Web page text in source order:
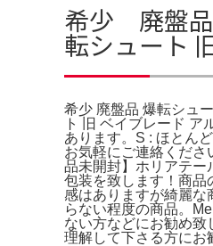
希少 廃盤
転シュート
希少 廃盤品 爆転シュ
ト 旧 ベイブレード
あります。S : ほとん
お気軽にご連絡くだ
品未開封】ホリアテ
包装を致します！商品
感はありますが綺麗
らない程度の商品。
ない方などにお勧め致
理解して下さる方にお